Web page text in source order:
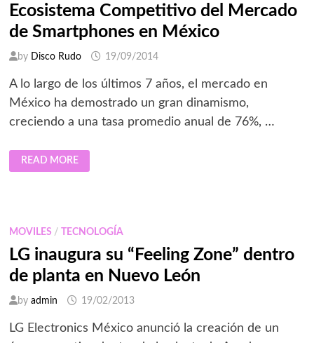
Ecosistema Competitivo del Mercado
de Smartphones en México
by Disco Rudo 19/09/2014
A lo largo de los últimos 7 años, el mercado en
México ha demostrado un gran dinamismo,
creciendo a una tasa promedio anual de 76%, …
ECOSISTEMA
COMPETITIVO
DEL
READ MORE
MOVILES / TECNOLOGÍA
LG inaugura su “Feeling Zone” dentro
de planta en Nuevo León
by admin 19/02/2013
LG Electronics México anunció la creación de un